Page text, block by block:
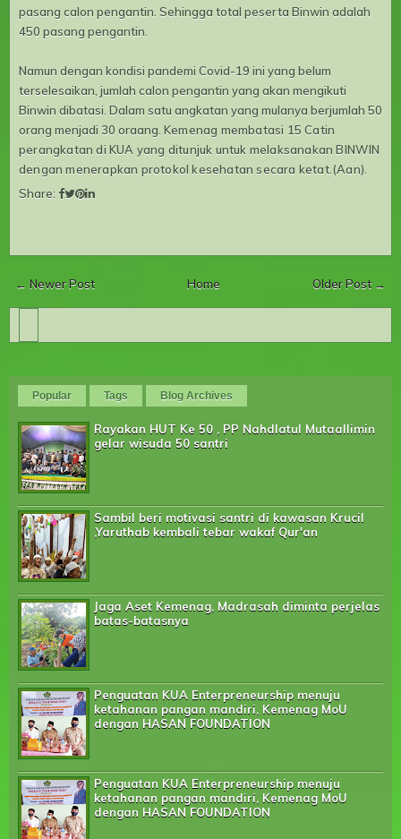
pasang calon pengantin. Sehingga total peserta Binwin adalah
450 pasang pengantin.
Namun dengan kondisi pandemi Covid-19 ini yang belum
terselesaikan, jumlah calon pengantin yang akan mengikuti
Binwin dibatasi. Dalam satu angkatan yang mulanya berjumlah 50
orang menjadi 30 oraang. Kemenag membatasi 15 Catin
perangkatan di KUA yang ditunjuk untuk melaksanakan BINWIN
dengan menerapkan protokol kesehatan secara ketat.(Aan).
Share:
← Newer Post Older Post →
Home
Popular Tags Blog Archives
Rayakan HUT Ke 50 , PP Nahdlatul Mutaallimin
gelar wisuda 50 santri
Sambil beri motivasi santri di kawasan Krucil
,Yaruthab kembali tebar wakaf Qur'an
Jaga Aset Kemenag, Madrasah diminta perjelas
batas-batasnya
Penguatan KUA Enterpreneurship menuju
ketahanan pangan mandiri, Kemenag MoU
dengan HASAN FOUNDATION
Penguatan KUA Enterpreneurship menuju
ketahanan pangan mandiri, Kemenag MoU
dengan HASAN FOUNDATION